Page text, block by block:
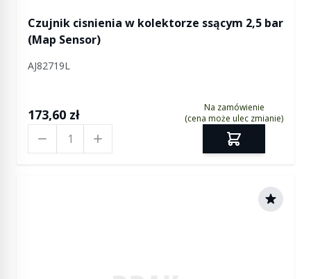
Czujnik cisnienia w kolektorze ssącym 2,5 bar
(Map Sensor)
AJ82719L
173,60 zł
Na zamówienie
(cena może ulec zmianie)